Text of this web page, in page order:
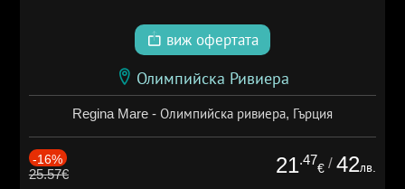
виж офертата
Олимпийска Ривиера
Regina Mare - Олимпийска ривиера, Гърция
-16%
25.57€ 21.47
€ / 42лв.